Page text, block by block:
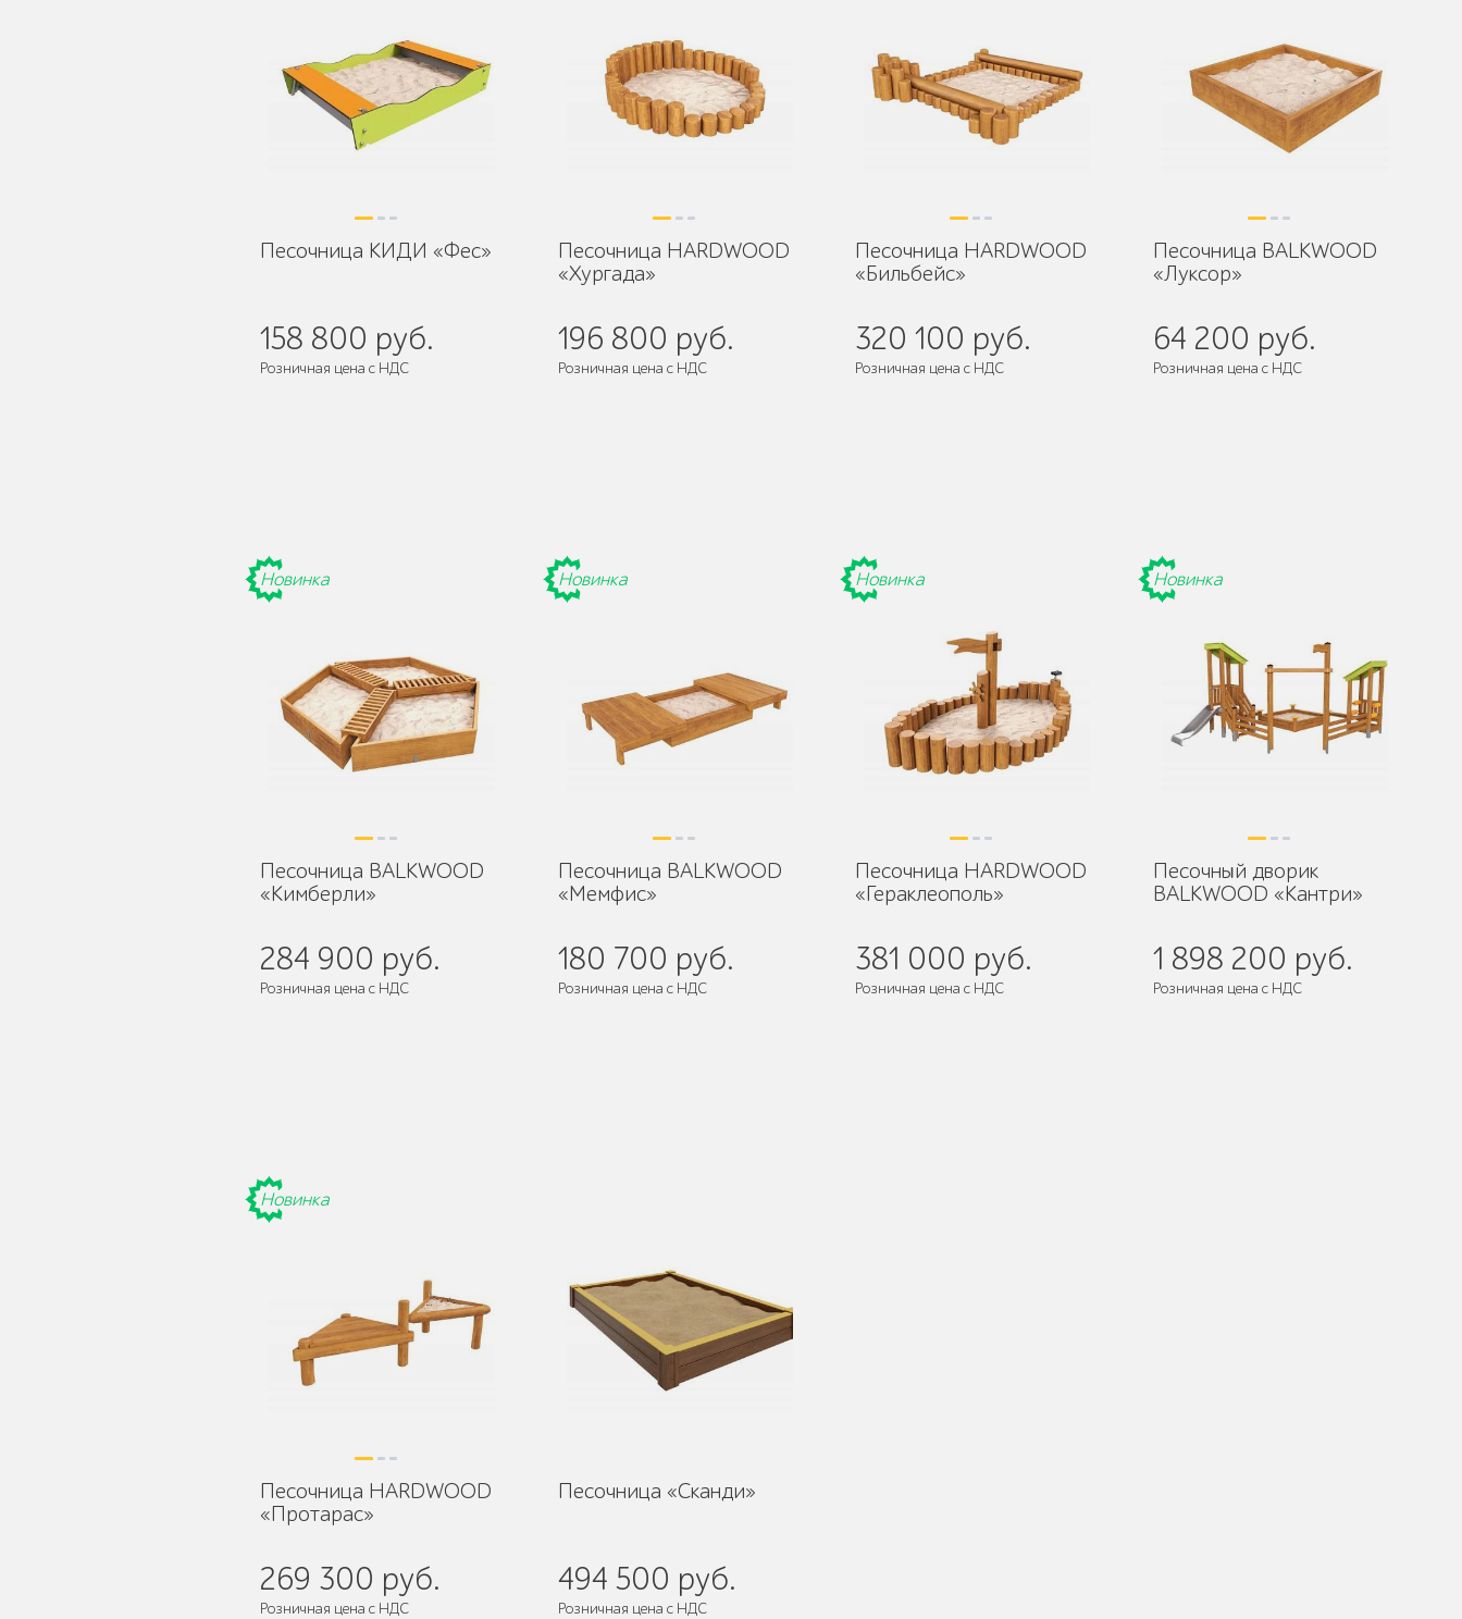
Песочница КИДИ «Фес»
158 800 руб.
Розничная цена с НДС
Песочница HARDWOOD
«Хургада»
196 800 руб.
Розничная цена с НДС
Песочница HARDWOOD
«Бильбейс»
320 100 руб.
Розничная цена с НДС
Песочница BALKWOOD
«Луксор»
64 200 руб.
Розничная цена с НДС
Новинка
Песочница BALKWOOD
«Кимберли»
284 900 руб.
Розничная цена с НДС
Новинка
Песочница BALKWOOD
«Мемфис»
180 700 руб.
Розничная цена с НДС
Новинка
Песочница HARDWOOD
«Гераклеополь»
381 000 руб.
Розничная цена с НДС
Новинка
Песочный дворик
BALKWOOD «Кантри»
1 898 200 руб.
Розничная цена с НДС
Новинка
Песочница HARDWOOD
«Протарас»
269 300 руб.
Розничная цена с НДС
Песочница «Сканди»
494 500 руб.
Розничная цена с НДС